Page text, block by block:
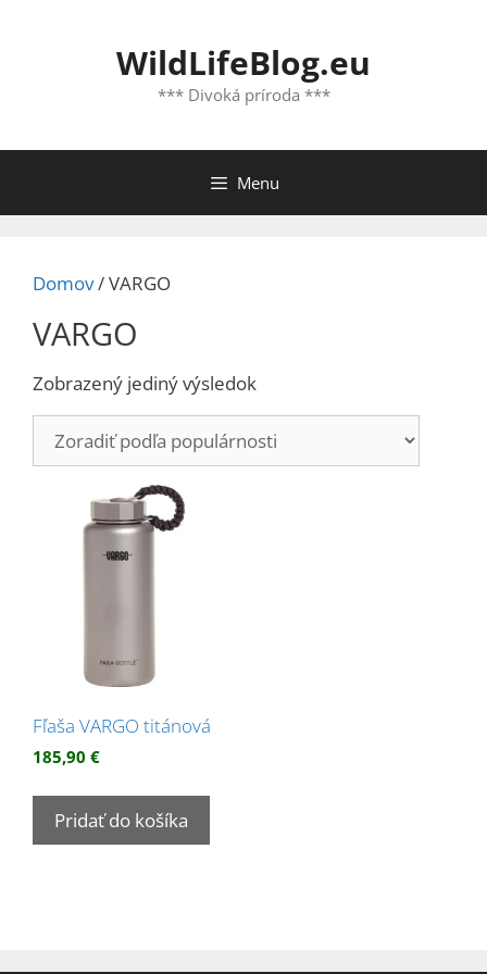
WildLifeBlog.eu
*** Divoká príroda ***
Menu
Domov/ VARGO
VARGO
Zobrazený jediný výsledok
Fľaša VARGO titánová
185,90 €
Pridať do košíka